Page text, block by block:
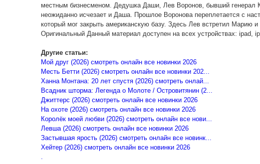
местным бизнесменом. Дедушка Даши, Лев Воронов, бывший генерал
неожиданно исчезает и Даша. Прошлое Воронова переплетается с
который мог закрыть американскую базу. Здесь Лев встретил Марию
Оригинальный Данный материал доступен на всех устройствах: ipad,
Другие статьи:
Мой друг (2026) смотреть онлайн все новинки 2026
Месть Бетти (2026) смотреть онлайн все новинки 202...
Ханна Монтана: 20 лет спустя (2026) смотреть онлай...
Всадник шторма: Легенда о Молоте / Островитянин (2...
Джиттерс (2026) смотреть онлайн все новинки 2026
На охоте (2026) смотреть онлайн все новинки 2026
Королёк моей любви (2026) смотреть онлайн все нови...
Левша (2026) смотреть онлайн все новинки 2026
Застывшая ярость (2026) смотреть онлайн все новинк...
Хейтер (2026) смотреть онлайн все новинки 2026
.